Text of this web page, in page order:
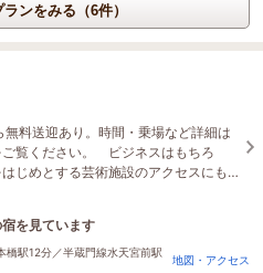
ンをみる（6件）
無料送迎あり。時間・乗場など詳細は
ご覧ください。 ビジネスはもちろ
じめとする芸術施設のアクセスにも
公園・隅田川の散策もお楽しみいた
約されました
橋駅12分／半蔵門線水天宮前駅
地図・アクセス